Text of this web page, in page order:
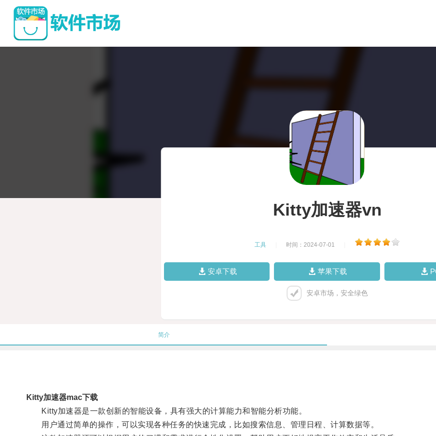
Kitty加速器vn
工具 时间：2024-07-01
安卓下载 苹果下载
安卓市场，安全绿色
简介
Kitty加速器mac下载
Kitty加速器是一款创新的智能设备，具有强大的计算能力和智能分析功能。
用户通过简单的操作，可以实现各种任务的快速完成，比如搜索信息、管理日程、计算数据等。